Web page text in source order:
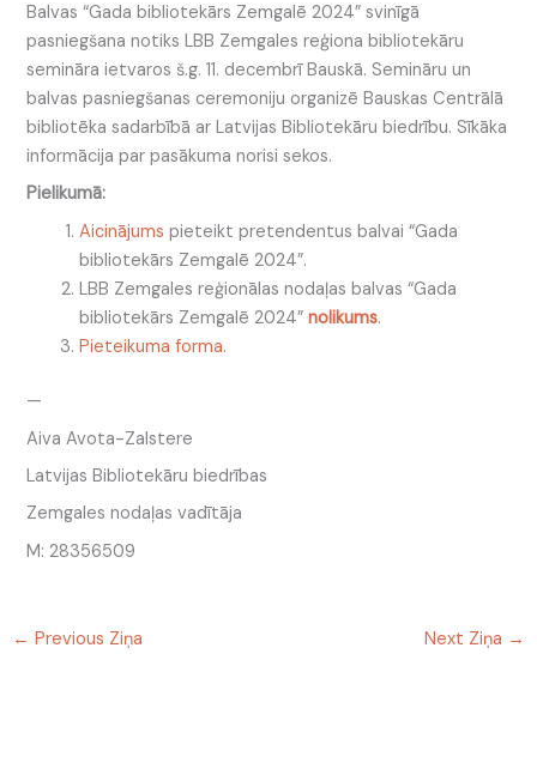
Balvas “Gada bibliotekārs Zemgalē 2024” svinīgā
pasniegšana notiks LBB Zemgales reģiona bibliotekāru
semināra ietvaros š.g. 11. decembrī Bauskā. Semināru un
balvas pasniegšanas ceremoniju organizē Bauskas Centrālā
bibliotēka sadarbībā ar Latvijas Bibliotekāru biedrību. Sīkāka
informācija par pasākuma norisi sekos.
Pielikumā:
Aicinājums pieteikt pretendentus balvai “Gada
bibliotekārs Zemgalē 2024”.
LBB Zemgales reģionālas nodaļas balvas “Gada
bibliotekārs Zemgalē 2024”nolikums.
Pieteikuma forma.
—
Aiva Avota-Zalstere
Latvijas Bibliotekāru biedrības
Zemgales nodaļas vadītāja
M: 28356509
← Previous Ziņa Next Ziņa →